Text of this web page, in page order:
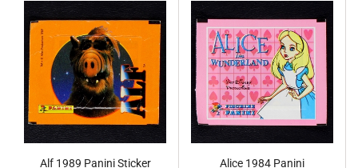
Alf 1989 Panini Sticker
Alice 1984 Panini